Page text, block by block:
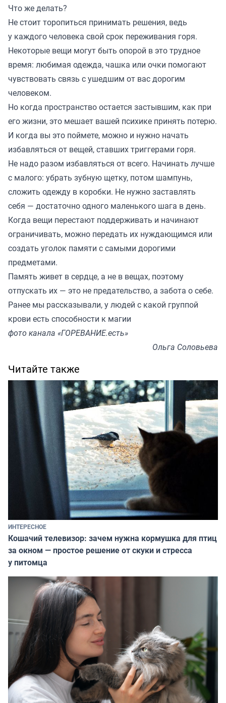
Что же делать?
Не стоит торопиться принимать решения, ведь
у каждого человека свой срок переживания горя.
Некоторые вещи могут быть опорой в это трудное
время: любимая одежда, чашка или очки помогают
чувствовать связь с ушедшим от вас дорогим
человеком.
Но когда пространство остается застывшим, как при
его жизни, это мешает вашей психике принять потерю.
И когда вы это поймете, можно и нужно начать
избавляться от вещей, ставших триггерами горя.
Не надо разом избавляться от всего. Начинать лучше
с малого: убрать зубную щетку, потом шампунь,
сложить одежду в коробки. Не нужно заставлять
себя — достаточно одного маленького шага в день.
Когда вещи перестают поддерживать и начинают
ограничивать, можно передать их нуждающимся или
создать уголок памяти с самыми дорогими
предметами.
Память живет в сердце, а не в вещах, поэтому
отпускать их — это не предательство, а забота о себе.
Ранее мы рассказывали, у людей с какой группой
крови есть способности к магии
фото канала «ГОРЕВАНИЕ.есть»
Ольга Соловьева
Читайте также
ИНТЕРЕСНОЕ
Кошачий телевизор: зачем нужна кормушка для птиц
за окном — простое решение от скуки и стресса
у питомца